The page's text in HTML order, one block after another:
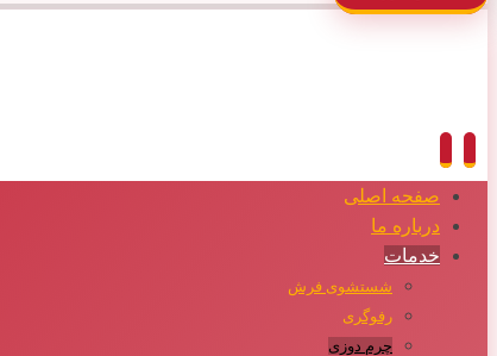
صفحه اصلی
درباره ما
خدمات
شستشوی فرش
رفوگری
چرم دوزی